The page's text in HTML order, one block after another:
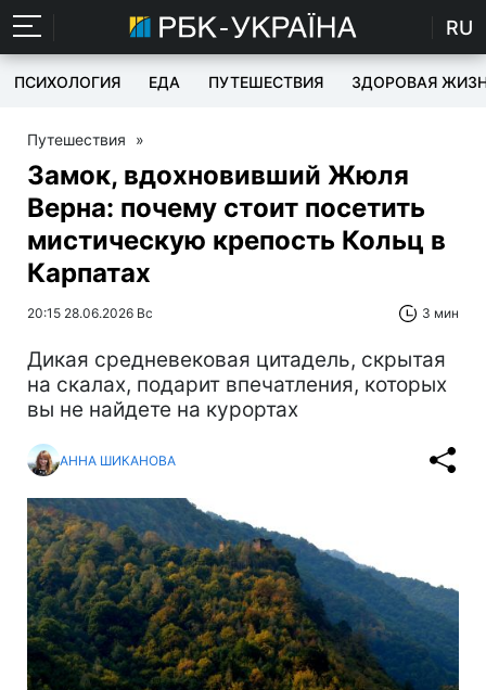
RU
ПСИХОЛОГИЯ ЕДА ПУТЕШЕСТВИЯ ЗДОРОВАЯ
Путешествия »
Замок, вдохновивший Жюля
Верна: почему стоит посетить
мистическую крепость Кольц в
Карпатах
20:15 28.06.2026 Вс 3 мин
Дикая средневековая цитадель, скрытая
на скалах, подарит впечатления, которых
вы не найдете на курортах
АННА ШИКАНОВА